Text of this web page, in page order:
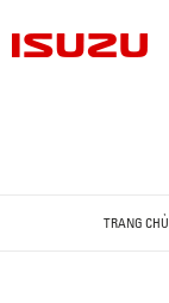
TRANG CHỦ